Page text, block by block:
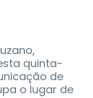
quinta-
de
o lugar de